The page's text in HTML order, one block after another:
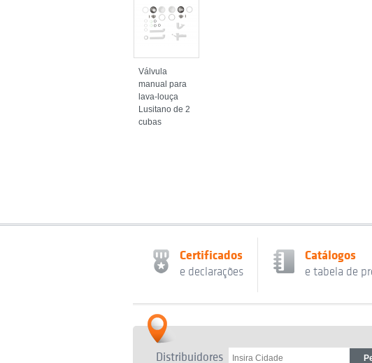
Válvula
manual para
lava-louça
Lusitano de 2
cubas
Certificados
e declarações
Catálogos
e tabela de
Distribuidores